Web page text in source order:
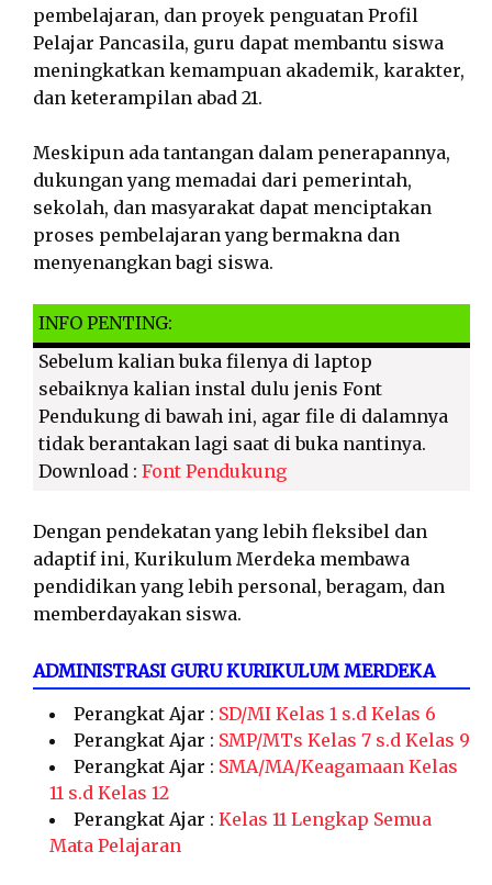
pembelajaran, dan proyek penguatan Profil
Pelajar Pancasila, guru dapat membantu siswa
meningkatkan kemampuan akademik, karakter,
dan keterampilan abad 21.
Meskipun ada tantangan dalam penerapannya,
dukungan yang memadai dari pemerintah,
sekolah, dan masyarakat dapat menciptakan
proses pembelajaran yang bermakna dan
menyenangkan bagi siswa.
INFO PENTING:
Sebelum kalian buka filenya di laptop
sebaiknya kalian instal dulu jenis Font
Pendukung di bawah ini, agar file di dalamnya
tidak berantakan lagi saat di buka nantinya.
Download : Font Pendukung
Dengan pendekatan yang lebih fleksibel dan
adaptif ini, Kurikulum Merdeka membawa
pendidikan yang lebih personal, beragam, dan
memberdayakan siswa.
ADMINISTRASI GURU KURIKULUM MERDEKA
Perangkat Ajar : SD/MI Kelas 1 s.d Kelas 6
Perangkat Ajar : SMP/MTs Kelas 7 s.d Kelas 9
Perangkat Ajar : SMA/MA/Keagamaan Kelas
11 s.d Kelas 12
Perangkat Ajar : Kelas 11 Lengkap Semua
Mata Pelajaran